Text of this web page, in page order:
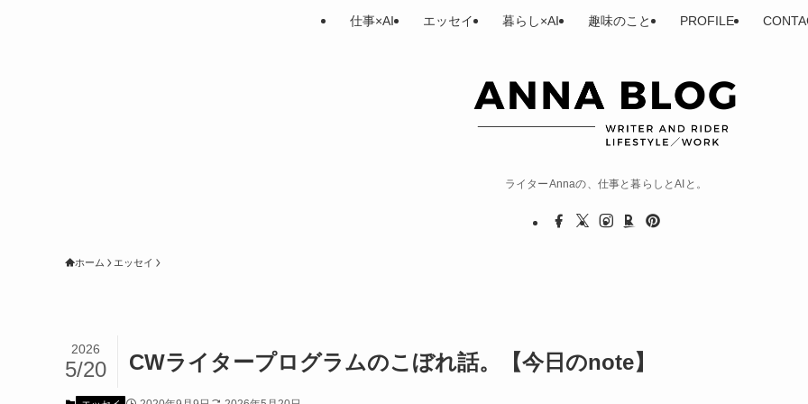
ライターAnnaの、仕事と暮らしとAIと。
仕事×AI エッセイ 暮らし×AI 趣味のこと PROFILE
ホーム エッセイ
CWライタープログラムのこぼれ話。【今日のnote】
2026
5/20